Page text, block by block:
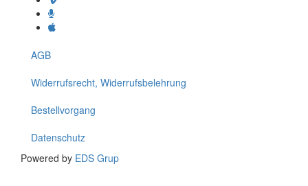
AGB
Widerrufsrecht, Widerrufsbelehrung
Bestellvorgang
Datenschutz
Powered by EDS Grup